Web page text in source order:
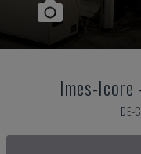
Imes-Icore
DE-